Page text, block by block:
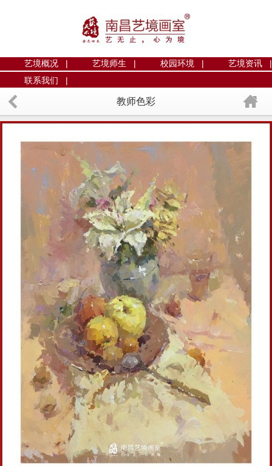
艺境概况 | 艺境师生 | 校园环境 |
艺境资讯 |
联系我们 |
教师色彩